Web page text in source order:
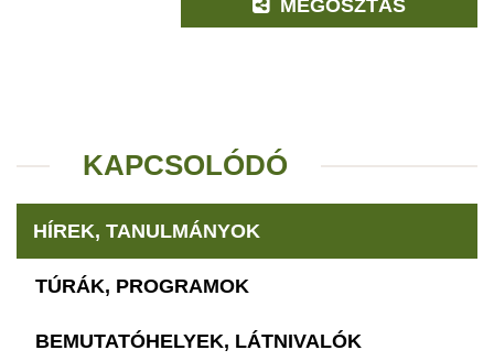
MEGOSZTÁS
KAPCSOLÓDÓ
HÍREK, TANULMÁNYOK
TÚRÁK, PROGRAMOK
BEMUTATÓHELYEK, LÁTNIVALÓK